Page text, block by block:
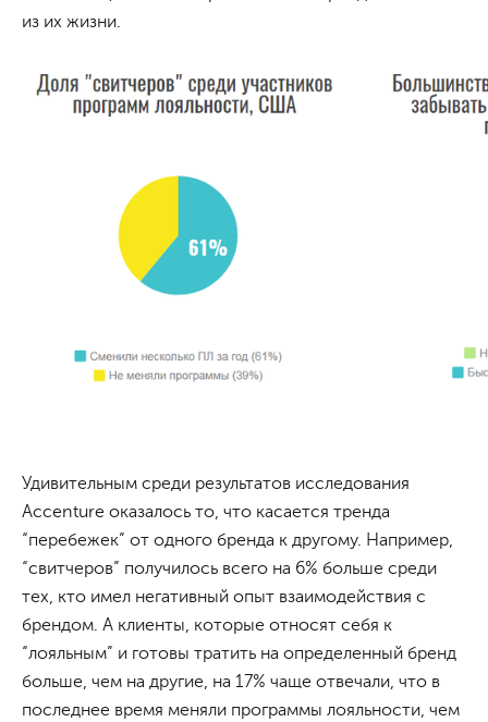
из их жизни.
Удивительным среди результатов исследования
Accenture оказалось то, что касается тренда
“перебежек” от одного бренда к другому. Например,
“свитчеров” получилось всего на 6% больше среди
тех, кто имел негативный опыт взаимодействия с
брендом. А клиенты, которые относят себя к
“лояльным” и готовы тратить на определенный бренд
больше, чем на другие, на 17% чаще отвечали, что в
последнее время меняли программы лояльности, чем